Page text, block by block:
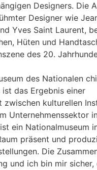
Designers. Die
Designer wie
Yves Saint Laurent,
Hüten und
des 20.
des Nationalen
ist das Ergebnis einer
zwischen kulturellen
Unternehmenssektor
ein Nationalmuseum
präsent und
Die
und ich bin mir sicher,